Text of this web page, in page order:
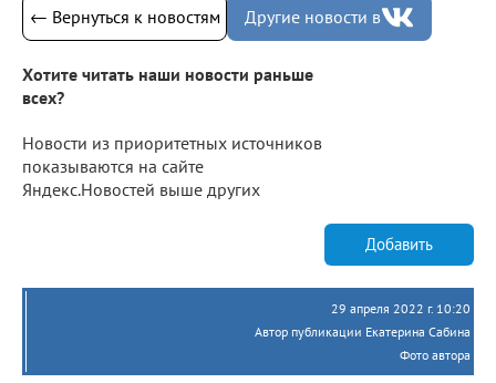
← Вернуться к новостям Другие новости в
Хотите читать наши новости раньше
всех?
Новости из приоритетных источников
показываются на сайте
Яндекс.Новостей выше других
Добавить
29 апреля 2022 г. 10:20
Автор публикации Екатерина Сабина
Фото автора